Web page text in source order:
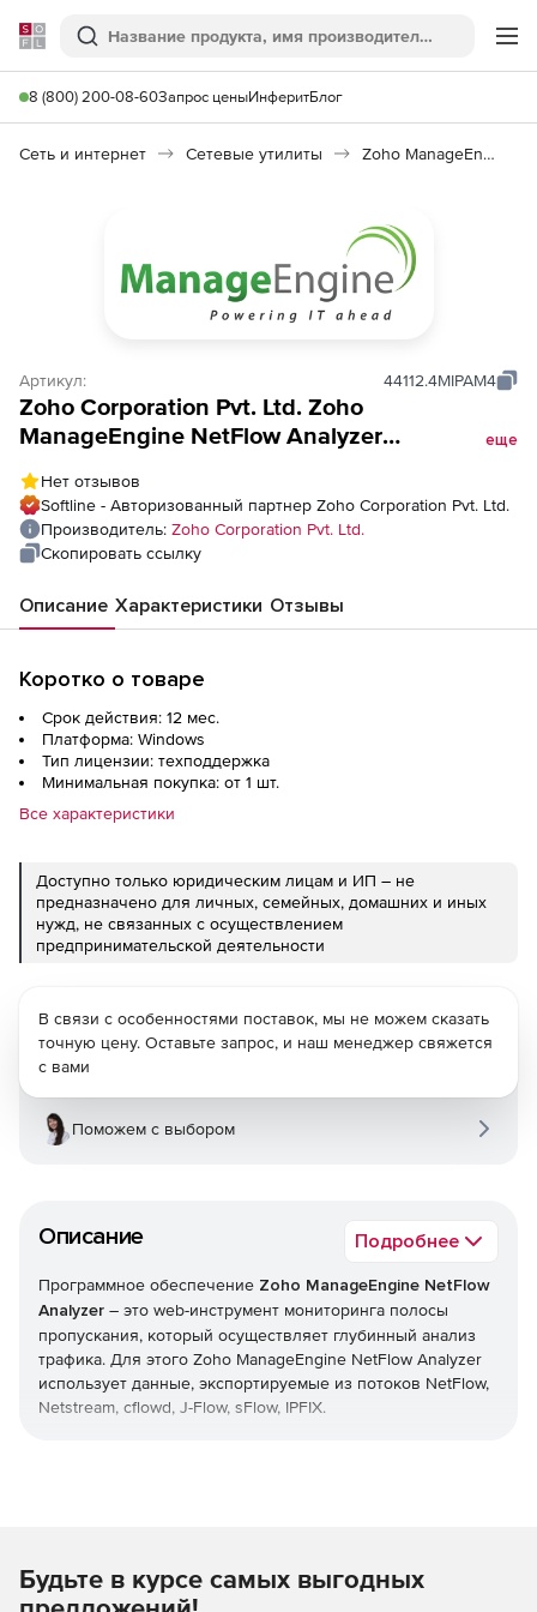
Softline
Поиск
8 (800) 200-08-60Запрос ценыИнферитБлог
Сеть и интернет Сетевые утилиты Zoho ManageEngine NetFlow Analyzer
Артикул: 44112.4MIPAM4
Zoho Corporation Pvt. Ltd. Zoho
ManageEngine NetFlow Analyzer
Annual), fee for Unlimited Ports in Switch
Port Mapper (SPM)
еще
Нет отзывов
Softline - Авторизованный партнер Zoho Corporation Pvt. Ltd.
Производитель: Zoho Corporation Pvt. Ltd.
Скопировать ссылку
Описание Характеристики Отзывы
Коротко о товаре
Срок действия: 12 мес.
Платформа: Windows
Тип лицензии: техподдержка
Минимальная покупка: от 1 шт.
Все характеристики
Доступно только юридическим лицам и ИП – не
предназначено для личных, семейных, домашних и иных
нужд, не связанных с осуществлением
предпринимательской деятельности
Описание Подробнее
Программное обеспечение Zoho ManageEngine NetFlow
Analyzer – это web-инструмент мониторинга полосы
пропускания, который осуществляет глубинный анализ
трафика. Для этого Zoho ManageEngine NetFlow Analyzer
использует данные, экспортируемые из потоков NetFlow,
Netstream, cflowd, J-Flow, sFlow, IPFIX.
трафике. Расширенные графики и отчеты упрощают
анализ информации и помогают ускорять процесс
В связи с особенностями поставок, мы не можем сказать
точную цену. Оставьте запрос, и наш менеджер свяжется
с вами
Поможем с выбором
Будьте в курсе самых выгодных